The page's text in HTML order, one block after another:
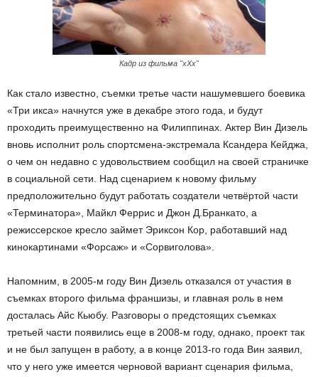
Кадр из фильма "хХх"
Как стало известно, съемки третье части нашумевшего боевика
«Три икса» начнутся уже в декабре этого года, и будут
проходить преимущественно на Филиппинах. Актер Вин Дизель
вновь исполнит роль спортсмена-экстремала Ксандера Кейджа,
о чем он недавно с удовольствием сообщил на своей страничке
в социальной сети. Над сценарием к новому фильму
предположительно будут работать создатели четвёртой части
«Терминатора», Майкл Феррис и Джон Д.Бранкато, а
режиссерское кресло займет Эриксон Кор, работавший над
кинокартинами «Форсаж» и «Сорвиголова».
Напомним, в 2005-м году Вин Дизель отказался от участия в
съемках второго фильма франшизы, и главная роль в нем
досталась Айс Кьюбу. Разговоры о предстоящих съемках
третьей части появились еще в 2008-м году, однако, проект так
и не был запущен в работу, а в конце 2013-го года Вин заявил,
что у него уже имеется черновой вариант сценария фильма,